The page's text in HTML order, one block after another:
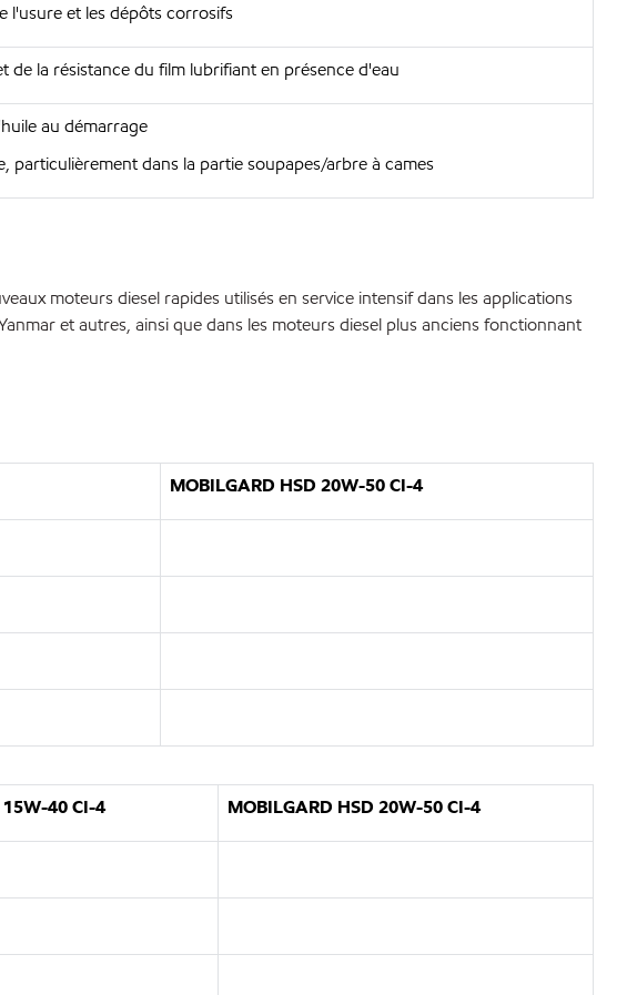
l'usure et les dépôts corrosifs
la résistance du film lubrifiant en présence d'eau
au démarrage
particulièrement dans la partie soupapes/arbre à cames
moteurs diesel rapides utilisés en service intensif dans les applications
et autres, ainsi que dans les moteurs diesel plus anciens fonctionnant
MOBILGARD HSD 20W-50 CI-4
40 CI-4 MOBILGARD HSD 20W-50 CI-4